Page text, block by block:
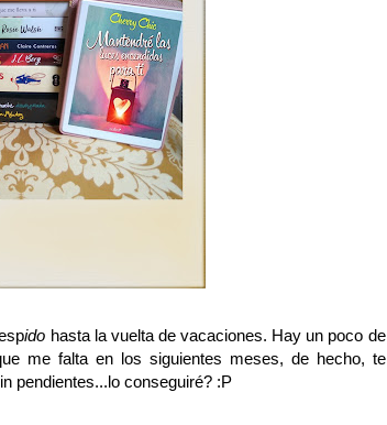
ido hasta la vuelta de vacaciones. Hay un poco de
me falta en los siguientes meses, de hecho, te
pendientes...lo conseguiré? :P